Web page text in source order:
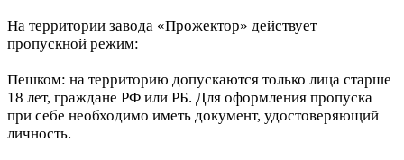
На территории завода «Прожектор» действует
пропускной режим:
Пешком: на территорию допускаются только лица старше
18 лет, граждане РФ или РБ. Для оформления пропуска
при себе необходимо иметь документ, удостоверяющий
личность.